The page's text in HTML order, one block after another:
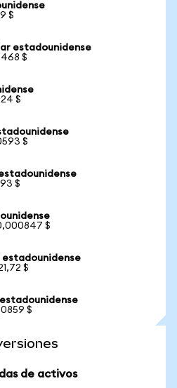
$
estadounidense
$
$
$
$
$
estadounidense
$
$
de activos